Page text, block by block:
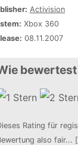
Activision
Xbox 360
08.11.2007
Rating für
also fair...